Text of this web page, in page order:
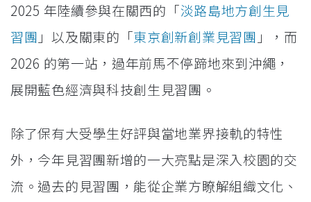
2025 年陸續參與在關西的「淡路島地方創生見
習團 」以及關東的「東京創新創業見習團 」，而
2026 的第一站，過年前馬不停蹄地來到沖繩，
展開藍色經濟與科技創生見習團。
除了保有大受學生好評與當地業界接軌的特性
外，今年見習團新增的一大亮點是深入校園的交
流。過去的見習團，能從企業方瞭解組織文化、